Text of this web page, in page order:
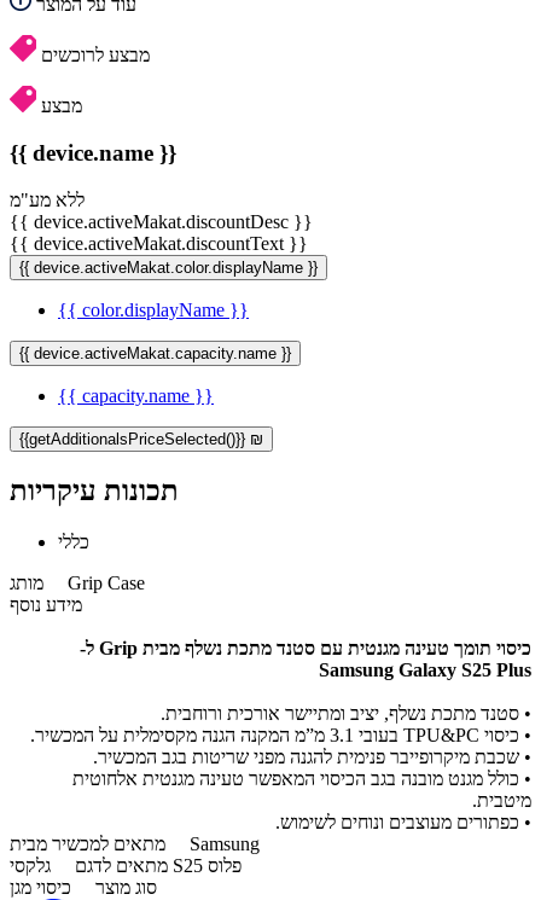
עוד על המוצר
מבצע לרוכשים
מבצע
{{ device.name }}
ללא מע"מ
{{ device.activeMakat.discountDesc }}
{{ device.activeMakat.discountText }}
{{ device.activeMakat.color.displayName }}
{{ color.displayName }}
{{ device.activeMakat.capacity.name }}
{{ capacity.name }}
{{getAdditionalsPriceSelected()}} ₪
תכונות עיקריות
כללי
מותג Grip Case
מידע נוסף
כיסוי תומך טעינה מגנטית עם סטנד מתכת נשלף
מבית Grip ל-
Samsung Galaxy S25 Plus
• סטנד מתכת נשלף, יציב ומתיישר אורכית ורוחבית.
• כיסוי TPU&PC בעובי 3.1 מ”מ המקנה הגנה מקסימלית על המכשיר.
• שכבת מיקרופייבר פנימית להגנה מפני שריטות בגב המכשיר.
• כולל מגנט מובנה בגב הכיסוי המאפשר טעינה מגנטית אלחוטית
מיטבית.
• כפתורים מעוצבים ונוחים לשימוש.
מתאים למכשיר מבית Samsung
מתאים לדגם
גלקסי S25 פלוס
סוג מוצר כיסוי מגן